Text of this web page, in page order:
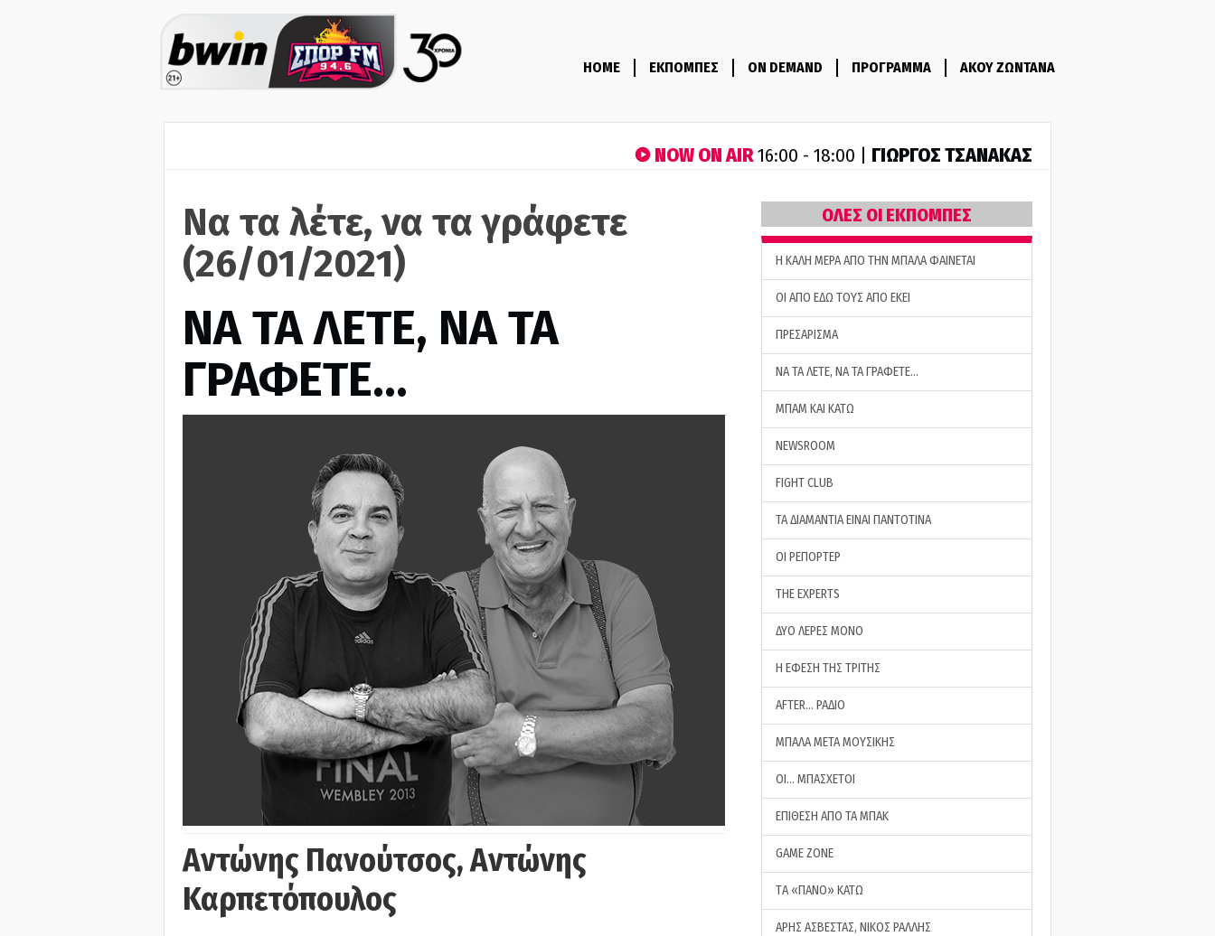
HOME ΕΚΠΟΜΠΕΣ ON DEMAND ΠΡΟΓΡΑΜΜΑ ΑΚΟΥ ΖΩΝΤΑΝΑ
NOW ON AIR16:00 - 18:00 | ΓΙΩΡΓΟΣ ΤΣΑΝΑΚΑΣ
Να τα λέτε, να τα γράφετε
(26/01/2021)
ΝΑ ΤΑ ΛΕΤΕ, ΝΑ ΤΑ
ΓΡΑΦΕΤΕ…
Αντώνης Πανούτσος, Αντώνης
Καρπετόπουλος
ΟΛΕΣ ΟΙ ΕΚΠΟΜΠΕΣ
H ΚΑΛΗ ΜΕΡΑ ΑΠΟ ΤΗΝ ΜΠΑΛΑ ΦΑΙΝΕΤΑΙ
ΟΙ ΑΠΟ ΕΔΩ ΤΟΥΣ ΑΠΟ ΕΚΕΙ
ΠΡΕΣΑΡΙΣΜΑ
ΝΑ ΤΑ ΛΕΤΕ, ΝΑ ΤΑ ΓΡΑΦΕΤΕ…
ΜΠΑΜ ΚΑΙ ΚΑΤΩ
NEWSROOM
FIGHT CLUB
ΤΑ ΔΙΑΜΑΝΤΙΑ ΕΙΝΑΙ ΠΑΝΤΟΤΙΝΑ
ΟΙ ΡΕΠΟΡΤΕΡ
THE EXPERTS
ΔΥΟ ΛΕΡΕΣ ΜΟΝΟ
Η ΕΦΕΣΗ ΤΗΣ ΤΡΙΤΗΣ
AFTER… ΡΑΔΙΟ
ΜΠΑΛΑ ΜΕΤΑ ΜΟΥΣΙΚΗΣ
ΟΙ… ΜΠΑΣΧΕΤΟΙ
ΕΠΙΘΕΣΗ ΑΠΟ ΤΑ ΜΠΑΚ
GAME ZONE
ΤA «ΠΑΝΟ» ΚΑΤΩ
ΑΡΗΣ ΑΣΒΕΣΤΑΣ, ΝΙΚΟΣ ΡΑΛΛΗΣ